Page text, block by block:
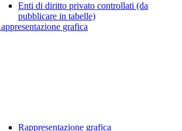
Enti di diritto privato controllati (da
pubblicare in tabelle)
grafica
Rappresentazione grafica